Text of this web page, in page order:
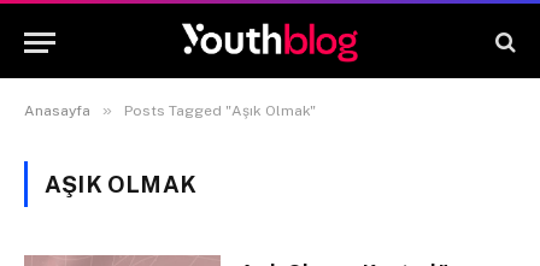
Anasayfa » Posts Tagged "Aşık Olmak"
AŞIK OLMAK